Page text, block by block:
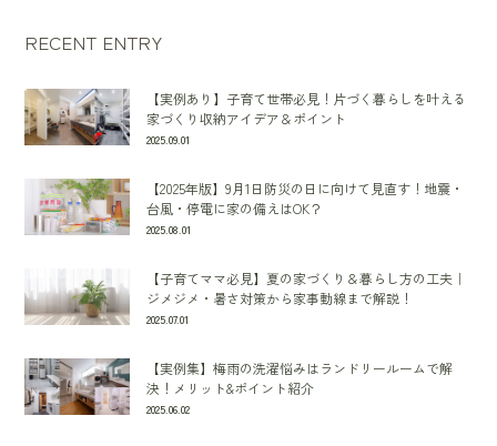
RECENT ENTRY
【実例あり】子育て世帯必見！片づく暮らしを叶える
家づくり収納アイデア＆ポイント
2025.09.01
【2025年版】9月1日防災の日に向けて見直す！地震・
台風・停電に家の備えはOK？
2025.08.01
【子育てママ必見】夏の家づくり＆暮らし方の工夫｜
ジメジメ・暑さ対策から家事動線まで解説！
2025.07.01
【実例集】梅雨の洗濯悩みはランドリールームで解
決！メリット&ポイント紹介
2025.06.02